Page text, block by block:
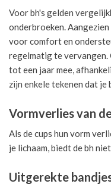
Voor bh's gelden
onderbroeken.
voor comfort en
regelmatig te vervangen.
tot een jaar mee,
zijn enkele tekenen dat
Vormverlies van
Als de cups hun vorm
je lichaam, biedt de bh
Uitgerekte